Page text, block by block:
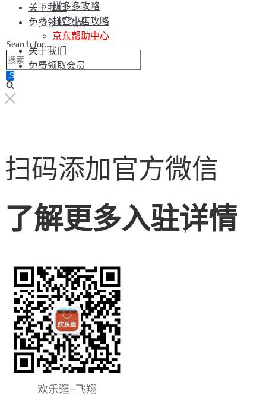
关于我们
免费领取会员
Search for...
拼多多攻略
抖音小店攻略
京东帮助中心
关于我们
免费领取会员
扫码添加官方微信
了解更多入驻详情